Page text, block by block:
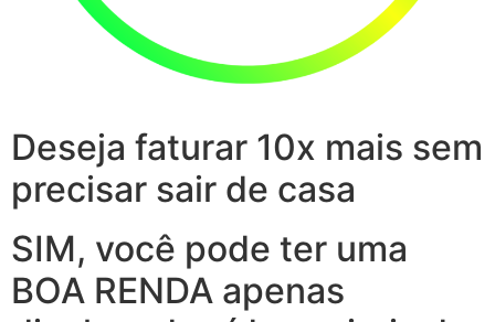
Deseja faturar 10x mais sem
precisar sair de casa
SIM, você pode ter uma
BOA RENDA apenas